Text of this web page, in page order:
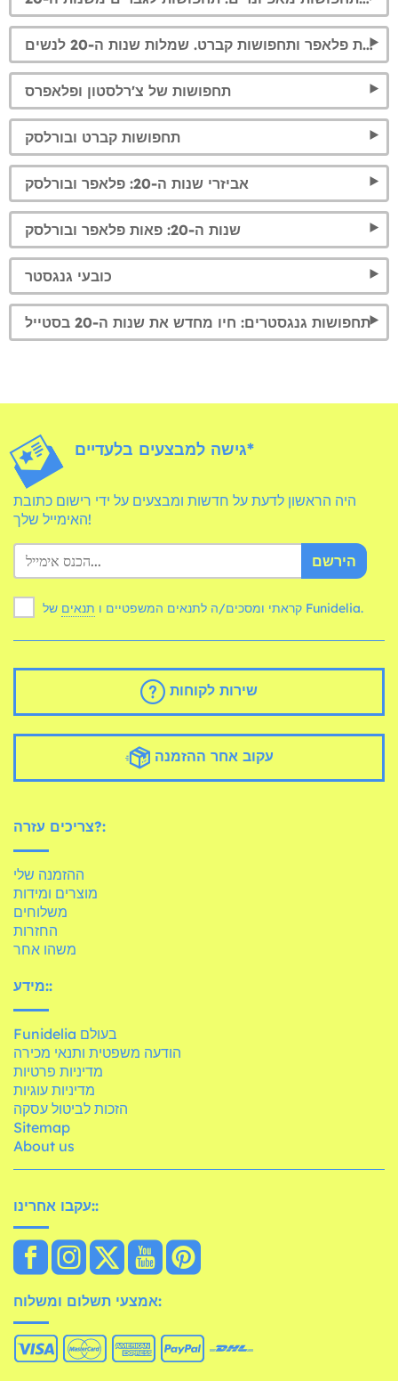
תחפושות פלאפר ותחפושות קברט. שמלות שנות ה-20 לנשים
תחפושות של צ'רלסטון ופלאפרס
תחפושות קברט ובורלסק
אביזרי שנות ה-20: פלאפר ובורלסק
שנות ה-20: פאות פלאפר ובורלסק
כובעי גנגסטר
תחפושות גנגסטרים: חיו מחדש את שנות ה-20 בסטייל
גישה למבצעים בלעדיים*
היה הראשון לדעת על חדשות ומבצעים על ידי רישום כתובת
האימייל שלך!
הירשם
קראתי ומסכים/ה לתנאים המשפטיים ו תנאים של Funidelia.
שירות לקוחות
עקוב אחר ההזמנה
צריכים עזרה?:
ההזמנה שלי
מוצרים ומידות
משלוחים
החזרות
משהו אחר
מידע::
Funidelia בעולם
הודעה משפטית ותנאי מכירה
מדיניות פרטיות
מדיניות עוגיות
הזכות לביטול עסקה
Sitemap
About us
עקבו אחרינו::
אמצעי תשלום ומשלוח: